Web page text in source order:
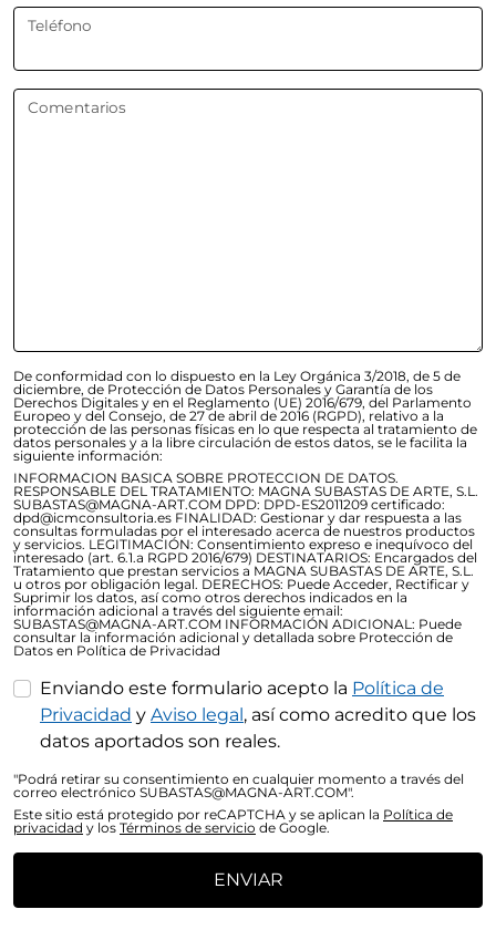
Teléfono
Comentarios
De conformidad con lo dispuesto en la Ley Orgánica 3/2018, de 5 de
diciembre, de Protección de Datos Personales y Garantía de los
Derechos Digitales y en el Reglamento (UE) 2016/679, del Parlamento
Europeo y del Consejo, de 27 de abril de 2016 (RGPD), relativo a la
protección de las personas físicas en lo que respecta al tratamiento de
datos personales y a la libre circulación de estos datos, se le facilita la
siguiente información:
INFORMACION BASICA SOBRE PROTECCION DE DATOS.
RESPONSABLE DEL TRATAMIENTO: MAGNA SUBASTAS DE ARTE, S.L.
SUBASTAS@MAGNA-ART.COM DPD: DPD-ES2011209 certificado:
dpd@icmconsultoria.es FINALIDAD: Gestionar y dar respuesta a las
consultas formuladas por el interesado acerca de nuestros productos
y servicios. LEGITIMACIÓN: Consentimiento expreso e inequívoco del
interesado (art. 6.1.a RGPD 2016/679) DESTINATARIOS: Encargados del
Tratamiento que prestan servicios a MAGNA SUBASTAS DE ARTE, S.L.
u otros por obligación legal. DERECHOS: Puede Acceder, Rectificar y
Suprimir los datos, así como otros derechos indicados en la
información adicional a través del siguiente email:
SUBASTAS@MAGNA-ART.COM INFORMACIÓN ADICIONAL: Puede
consultar la información adicional y detallada sobre Protección de
Datos en Política de Privacidad
Enviando este formulario acepto la Política de
Privacidad y Aviso legal, así como acredito que los
datos aportados son reales.
"Podrá retirar su consentimiento en cualquier momento a través del
correo electrónico SUBASTAS@MAGNA-ART.COM".
Este sitio está protegido por reCAPTCHA y se aplican la Política de
privacidad y los Términos de servicio de Google.
ENVIAR